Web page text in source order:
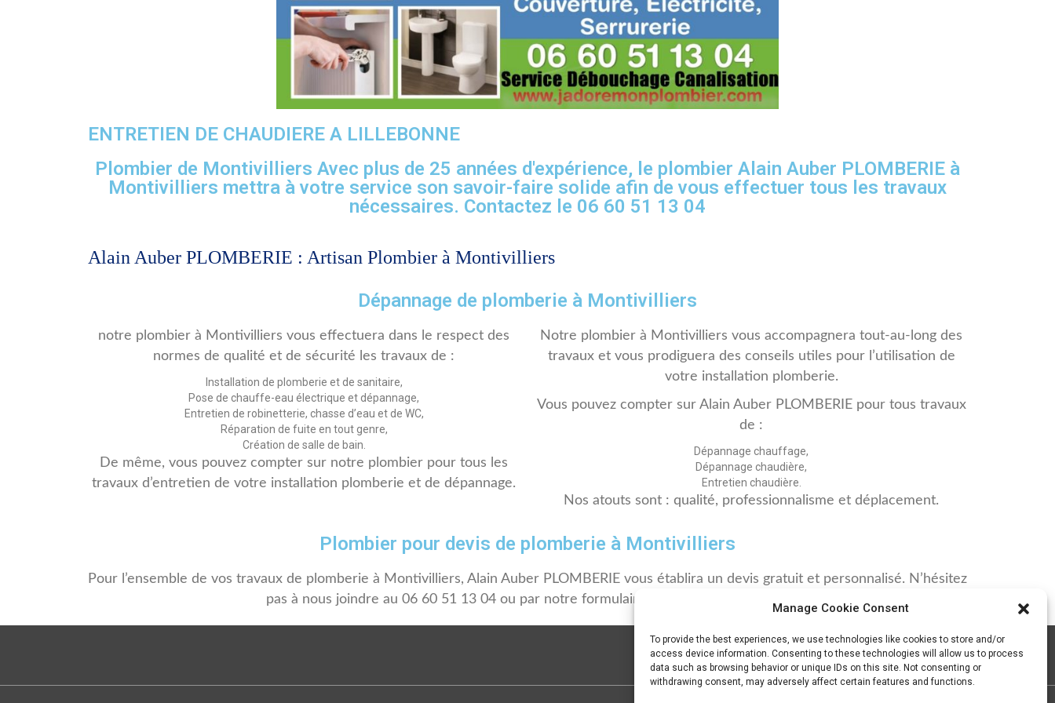
Manage Cookie Consent
To provide the best experiences, we use technologies like cookies to store and/or
access device information. Consenting to these technologies will allow us to process
data such as browsing behavior or unique IDs on this site. Not consenting or
withdrawing consent, may adversely affect certain features and functions.
ENTRETIEN DE CHAUDIERE A LILLEBONNE
Plombier de Montivilliers Avec plus de 25 années d'expérience, le plombier Alain Auber PLOMBERIE à
Montivilliers mettra à votre service son savoir-faire solide afin de vous effectuer tous les travaux
nécessaires. Contactez le 06 60 51 13 04
Alain Auber PLOMBERIE : Artisan Plombier à Montivilliers
Dépannage de plomberie à Montivilliers
notre plombier à Montivilliers vous effectuera dans le respect des
normes de qualité et de sécurité les travaux de :
Installation de plomberie et de sanitaire,
Pose de chauffe-eau électrique et dépannage,
Entretien de robinetterie, chasse d’eau et de WC,
Réparation de fuite en tout genre,
Création de salle de bain.
De même, vous pouvez compter sur notre plombier pour tous les
travaux d’entretien de votre installation plomberie et de dépannage.
Notre plombier à Montivilliers vous accompagnera tout-au-long des
travaux et vous prodiguera des conseils utiles pour l’utilisation de
votre installation plomberie.
Vous pouvez compter sur Alain Auber PLOMBERIE pour tous travaux
de :
Dépannage chauffage,
Dépannage chaudière,
Entretien chaudière.
Nos atouts sont : qualité, professionnalisme et déplacement.
Plombier pour devis de plomberie à Montivilliers
Pour l’ensemble de vos travaux de plomberie à Montivilliers, Alain Auber PLOMBERIE vous établira un devis gratuit et personnalisé. N’hésitez
pas à nous joindre au 06 60 51 13 04 ou par notre formulaire de contact ci-dessous.
Rappelez